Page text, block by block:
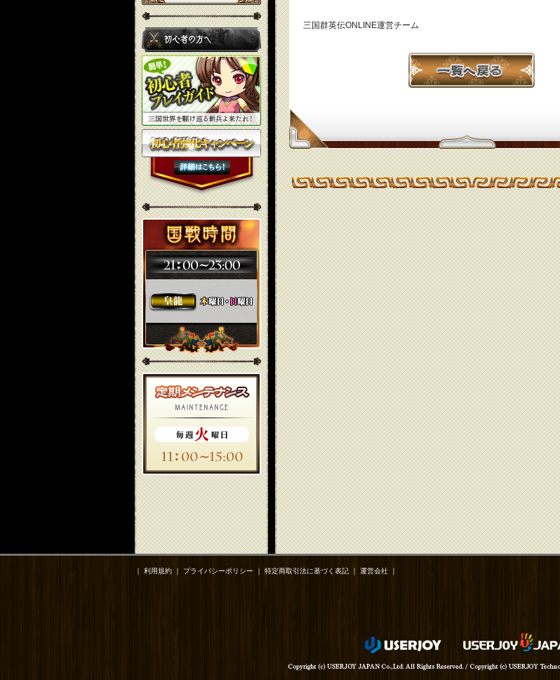
三国群英伝ONLINE運営チーム
｜ 利用規約 ｜ プライバシーポリシー ｜ 特定商取引法に基づく表記 ｜ 運営会社 ｜